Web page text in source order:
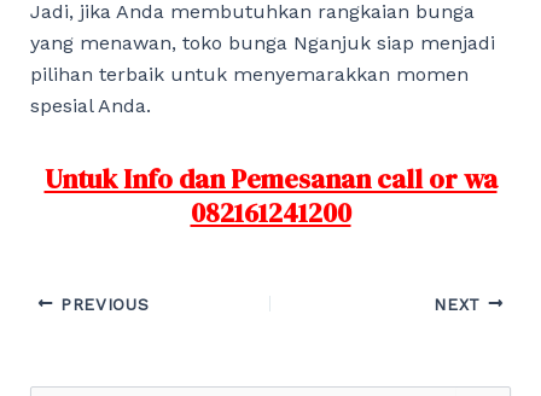
Jadi, jika Anda membutuhkan rangkaian bunga
yang menawan, toko bunga Nganjuk siap menjadi
pilihan terbaik untuk menyemarakkan momen
spesial Anda.
Untuk Info dan Pemesanan call or wa
082161241200
Post
PREVIOUS NEXT